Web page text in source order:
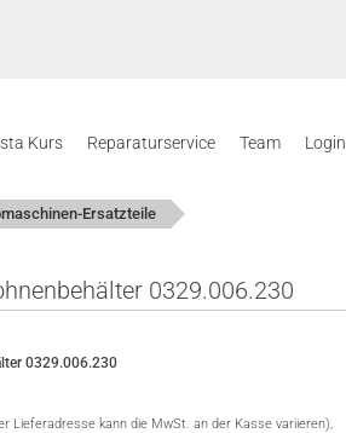
Kurs Reparaturservice Team Login
Ersatzteile
0329.006.230
0329.006.230
Lieferadresse kann die MwSt. an der Kasse variieren),